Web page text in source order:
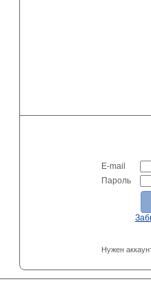
E-mail
Пароль
Нужен